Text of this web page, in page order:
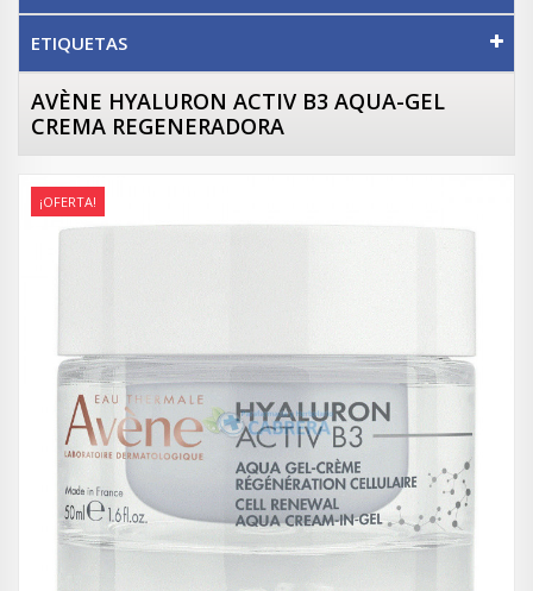
ETIQUETAS
AVÈNE HYALURON ACTIV B3 AQUA-GEL
CREMA REGENERADORA
¡OFERTA!